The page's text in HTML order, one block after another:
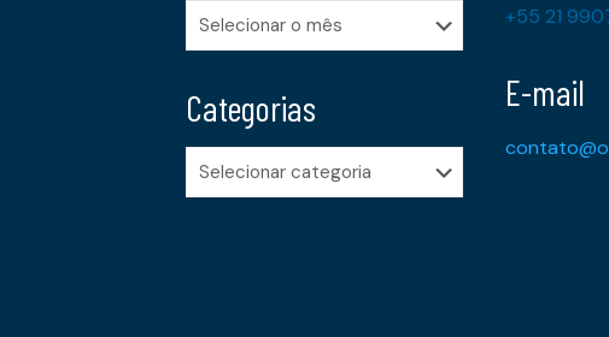
Arquivos
Categorias
Categorias
+55 21
E-mail